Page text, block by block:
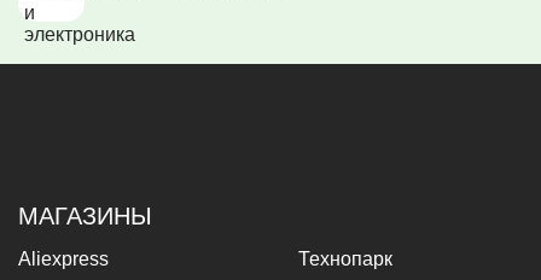
МАГАЗИНЫ
Aliexpress
Технопарк